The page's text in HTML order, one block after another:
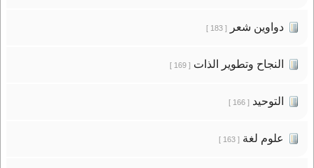
دواوين شعر[ 183 ]
النجاح وتطوير الذات[ 169 ]
التوحيد[ 166 ]
علوم لغة[ 163 ]